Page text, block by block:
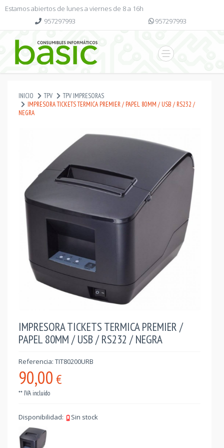
Estamos abiertos de lunes a viernes de 8 a 16h
957297993
957297993
INICIO TPV
TPV IMPRESORAS
IMPRESORA TICKETS TERMICA PREMIER / PAPEL 80MM / USB / RS232 /
NEGRA
IMPRESORA TICKETS TERMICA PREMIER /
PAPEL 80MM / USB / RS232 / NEGRA
Referencia: TIT80200URB
90,00 €
** IVA incluído
Disponibilidad: Sin stock